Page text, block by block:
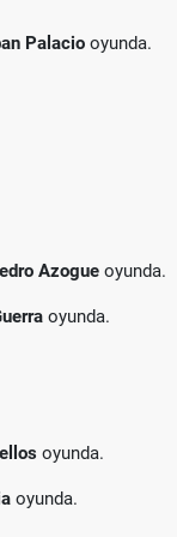
Palacio oyunda.
Azogue oyunda.
oyunda.
oyunda.
oyunda.